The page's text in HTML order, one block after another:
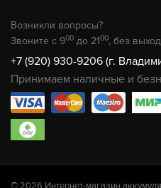
Возникли вопросы?
Звоните с 900 до 2100, без
+7 (920) 930-9206 (г.
Принимаем наличные и